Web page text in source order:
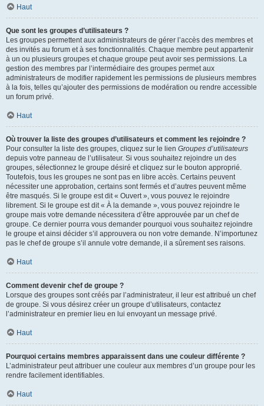
Haut
Que sont les groupes d’utilisateurs ?
Les groupes permettent aux administrateurs de gérer l’accès des membres et
des invités au forum et à ses fonctionnalités. Chaque membre peut appartenir
à un ou plusieurs groupes et chaque groupe peut avoir ses permissions. La
gestion des membres par l’intermédiaire des groupes permet aux
administrateurs de modifier rapidement les permissions de plusieurs membres
à la fois, telles qu’ajouter des permissions de modération ou rendre accessible
un forum privé.
Haut
Où trouver la liste des groupes d’utilisateurs et comment les rejoindre ?
Pour consulter la liste des groupes, cliquez sur le lien Groupes d’utilisateurs
depuis votre panneau de l’utilisateur. Si vous souhaitez rejoindre un des
groupes, sélectionnez le groupe désiré et cliquez sur le bouton approprié.
Toutefois, tous les groupes ne sont pas en libre accès. Certains peuvent
nécessiter une approbation, certains sont fermés et d’autres peuvent même
être masqués. Si le groupe est dit « Ouvert », vous pouvez le rejoindre
librement. Si le groupe est dit « À la demande », vous pouvez rejoindre le
groupe mais votre demande nécessitera d’être approuvée par un chef de
groupe. Ce dernier pourra vous demander pourquoi vous souhaitez rejoindre
le groupe et ainsi décider s’il approuvera ou non votre demande. N’importunez
pas le chef de groupe s’il annule votre demande, il a sûrement ses raisons.
Haut
Comment devenir chef de groupe ?
Lorsque des groupes sont créés par l’administrateur, il leur est attribué un chef
de groupe. Si vous désirez créer un groupe d’utilisateurs, contactez
l’administrateur en premier lieu en lui envoyant un message privé.
Haut
Pourquoi certains membres apparaissent dans une couleur différente ?
L’administrateur peut attribuer une couleur aux membres d’un groupe pour les
rendre facilement identifiables.
Haut